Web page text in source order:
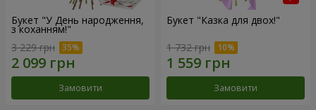
Букет "У День народження,
з коханням!"
3 229 грн
Замовити
Букет "Казка для двох!"
1 732 грн
Замовити